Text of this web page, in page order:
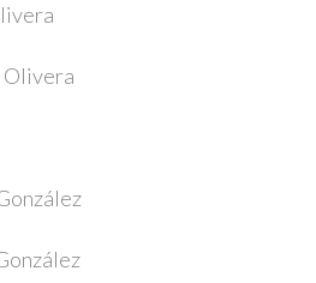
Olivera